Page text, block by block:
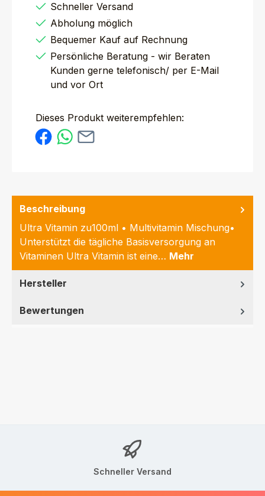
Schneller Versand
Abholung möglich
Bequemer Kauf auf Rechnung
Persönliche Beratung - wir Beraten
Kunden gerne telefonisch/ per E-Mail
und vor Ort
Dieses Produkt weiterempfehlen:
Beschreibung
Ultra Vitamin zu100ml • Multivitamin Mischung•
Unterstützt die tägliche Basisversorgung an
Vitaminen Ultra Vitamin ist eine… Mehr
Hersteller
Bewertungen
Schneller Versand